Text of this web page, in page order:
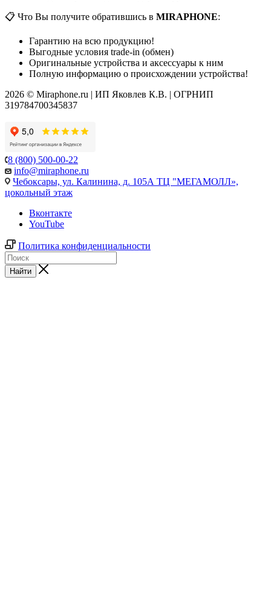
📋 Что Вы получите обратившись в MIRAPHONE:
Гарантию на всю продукцию!
Выгодные условия trade-in (обмен)
Оригинальные устройства и аксессуары к ним
Полную информацию о происхождении устройства!
2026 © Miraphone.ru | ИП Яковлев К.В. | ОГРНИП
319784700345837
8 (800) 500-00-22
info@miraphone.ru
Чебоксары, ул. Калинина, д. 105А ТЦ "МЕГАМОЛЛ»,
цокольный этаж
Вконтакте
YouTube
Политика конфиденциальности
Найти